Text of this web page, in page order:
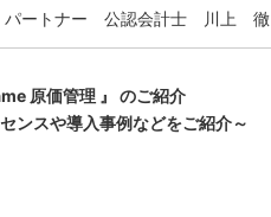
パートナー 公認会計士 川上 徹
原価管理 』 のご紹介
ンスや導入事例などをご紹介～